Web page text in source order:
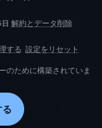
解約とデータ削除
する 設定をリセット
のために構築されていま